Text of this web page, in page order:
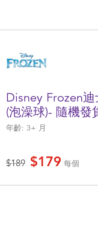
電池
Disney Frozen
(泡澡球)- 隨機發
年齡: 3+ 月
價格從
$189至$179 每個